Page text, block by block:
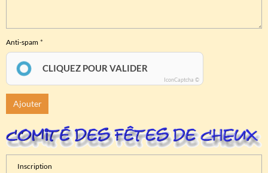
Anti-spam
CLIQUEZ POUR VALIDER
IconCaptcha ©
Ajouter
Inscription